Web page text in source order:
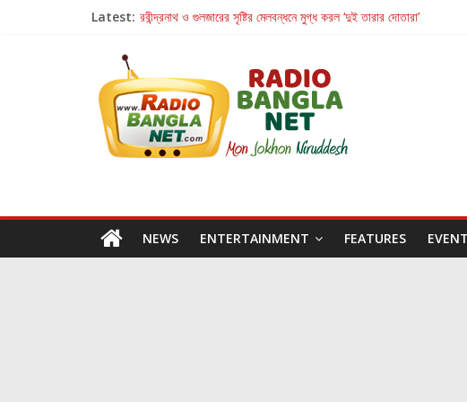
Latest: রবীন্দ্রনাথ ও গুলজারের সৃষ্টির মেলবন্ধনে মুগ্ধ করল ‘দুই তারার দোতারা’
Retribution: A Thought-Provoking Short Film That
হাওয়া বদলের টলিউডে ‘তুমি এলে তাই’
NEWS ENTERTAINMENT FEATURES